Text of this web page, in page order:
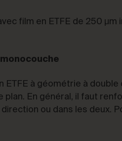
film en ETFE de 250 μm
ETFE à géométrie à
plan. En général, il faut
ou dans les deux.